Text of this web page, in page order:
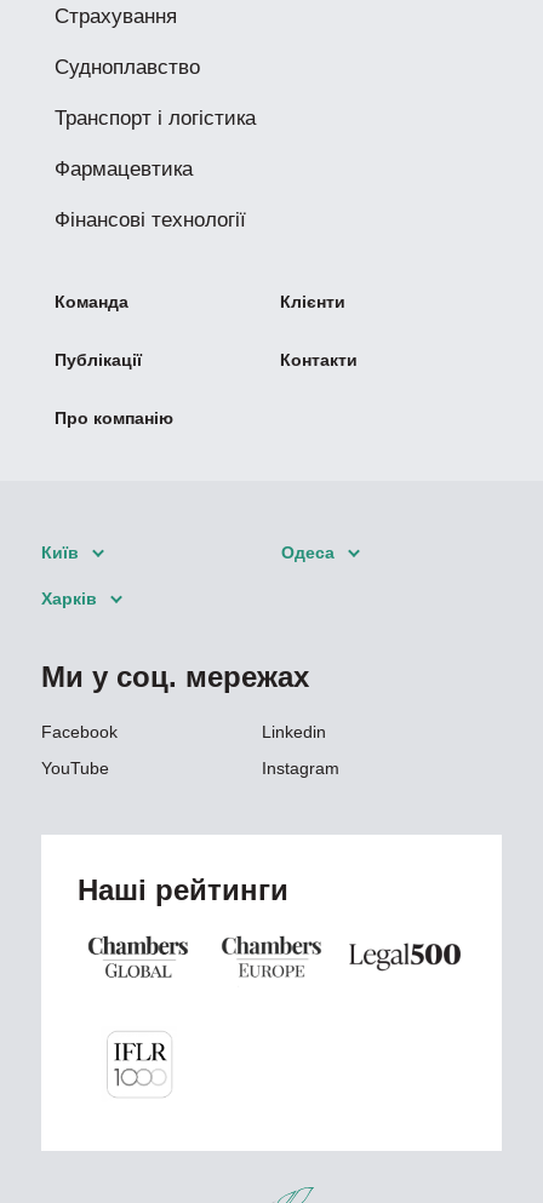
Страхування
Судноплавство
Транспорт і логістика
Фармацевтика
Фінансові технології
Команда Клієнти
Публікації Контакти
Про компанію
Київ Одеса
Харків
Ми у соц. мережах
Facebook
Linkedin
YouTube
Instagram
Наші рейтинги